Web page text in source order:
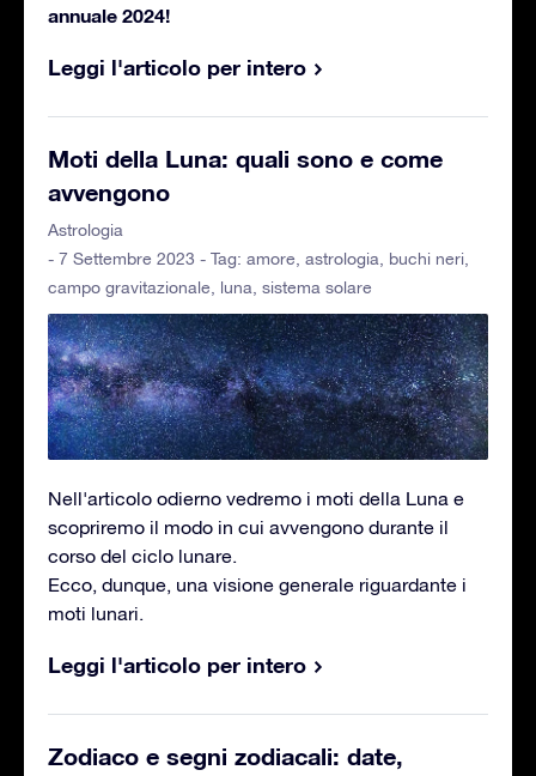
annuale 2024!
Leggi l'articolo per intero
Moti della Luna: quali sono e come
avvengono
Astrologia
- 7 Settembre 2023 - Tag: amore astrologia buchi neri
campo gravitazionale
luna sistema solare
Nell'articolo odierno vedremo i moti della Luna e
scopriremo il modo in cui avvengono durante il
corso del ciclo lunare.
Ecco, dunque, una visione generale riguardante i
moti lunari.
Leggi l'articolo per intero
Zodiaco e segni zodiacali: date,